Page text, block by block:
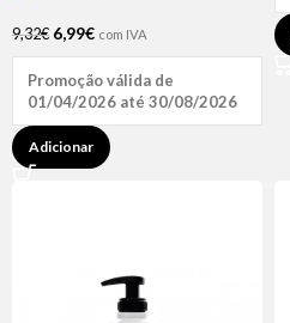
9,32€ 6,99€ com IVA
Promoção válida de
01/04/2026 até 30/08/2026
Adicionar